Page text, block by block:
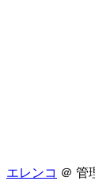
エレンコ ＠ 管